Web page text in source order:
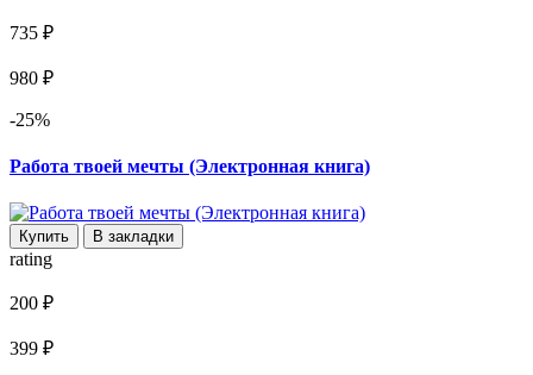
735 ₽
980 ₽
-25%
Работа твоей мечты (Электронная книга)
Купить В закладки
rating
200 ₽
399 ₽